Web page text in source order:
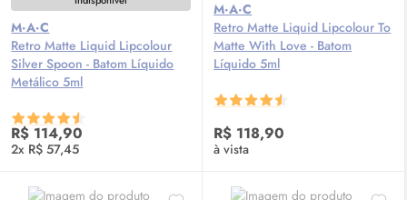
M·A·C
Retro Matte Liquid Lipcolour
Silver Spoon - Batom Líquido
Metálico 5ml
R$ 114,90
2x R$ 57,45
M·A·C
Retro Matte Liquid Lipcolour To
Matte With Love - Batom
Líquido 5ml
R$ 118,90
à vista